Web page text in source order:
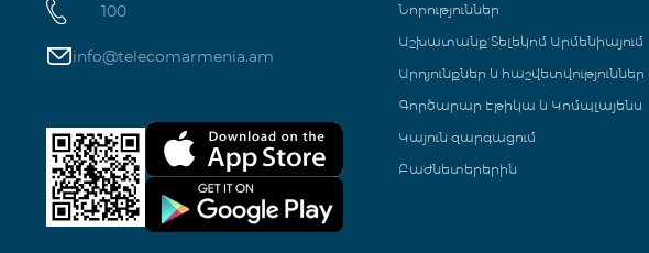
100
info@telecomarmenia.am
Նորություններ
Աշխատանք Տելեկոմ Արմենիայում
Արդյունքներ և հաշվետվություններ
Գործարար Էթիկա և Կոմպլայենս
Կայուն զարգացում
Բաժնետերերին